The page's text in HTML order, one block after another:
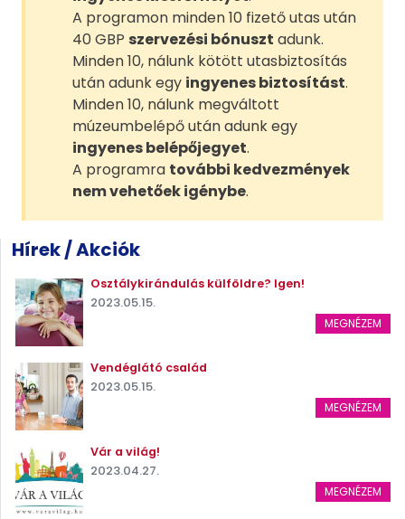
A programon minden 10 fizető utas után
40 GBP szervezési bónuszt adunk.
Minden 10, nálunk kötött utasbiztosítás
után adunk egy ingyenes biztosítást.
Minden 10, nálunk megváltott
múzeumbelépő után adunk egy
ingyenes belépőjegyet.
A programra további kedvezmények
nem vehetőek igénybe.
Hírek / Akciók
Osztálykirándulás külföldre? Igen!
2023.05.15.
MEGNÉZEM
Vendéglátó család
2023.05.15.
MEGNÉZEM
Vár a világ!
2023.04.27.
MEGNÉZEM